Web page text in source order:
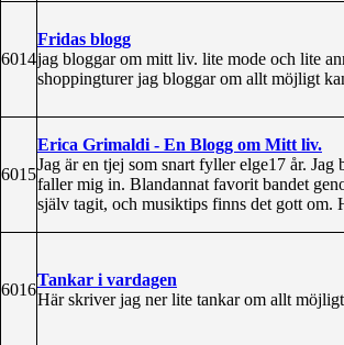
6014
Fridas blogg
jag bloggar om mitt liv. lite mode och lite
shoppingturer jag bloggar om allt möjligt
6015
Erica Grimaldi - En Blogg om Mitt liv.
Jag är en tjej som snart fyller elge17 år.
faller mig in. Blandannat favorit bandet
själv tagit, och musiktips finns det gott om.
6016
Tankar i vardagen
Här skriver jag ner lite tankar om allt